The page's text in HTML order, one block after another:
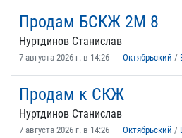
Продам БСКЖ 2М 8
Нуртдинов Станислав
7 августа 2026 г. в 14:26 Октябрьский /
Продам к СКЖ
Нуртдинов Станислав
7 августа 2026 г. в 14:26 Октябрьский /